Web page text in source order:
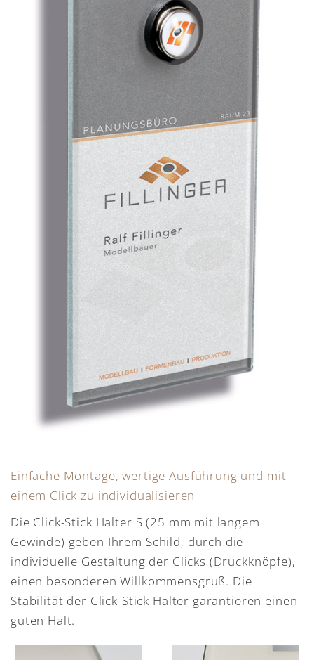
Einfache Montage, wertige Ausführung und mit
einem Click zu individualisieren
Die Click-Stick Halter S (25 mm mit langem
Gewinde) geben Ihrem Schild, durch die
individuelle Gestaltung der Clicks (Druckknöpfe),
einen besonderen Willkommensgruß. Die
Stabilität der Click-Stick Halter garantieren einen
guten Halt.